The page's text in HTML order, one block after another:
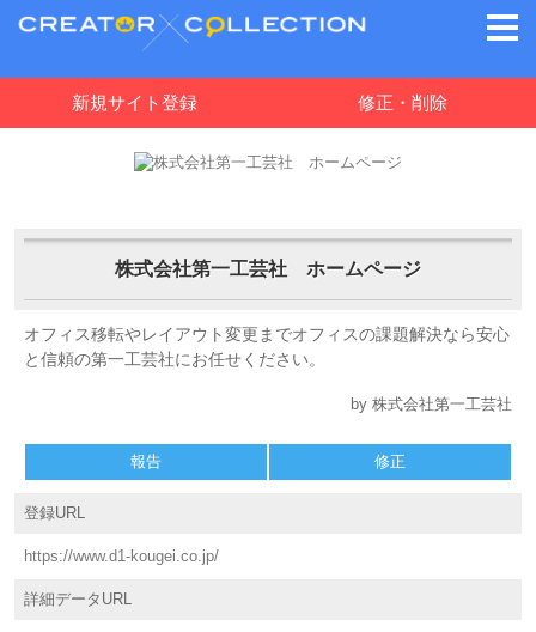
新規サイト登録 修正・削除
株式会社第一工芸社 ホームページ
オフィス移転やレイアウト変更までオフィスの課題解決なら安心
と信頼の第一工芸社にお任せください。
by 株式会社第一工芸社
報告 修正
登録URL
https://www.d1-kougei.co.jp/
詳細データURL